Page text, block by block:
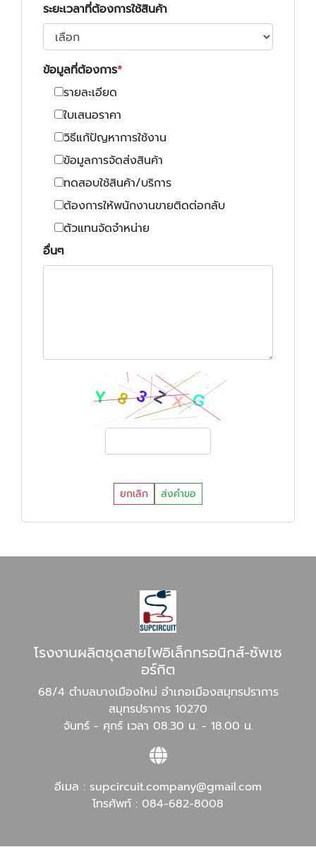
ระยะเวลาที่ต้องการใช้สินค้า
ข้อมูลที่ต้องการ
รายละเอียด
ใบเสนอราคา
วิธีแก้ปัญหาการใช้งาน
ข้อมูลการจัดส่งสินค้า
ทดสอบใช้สินค้า/บริการ
ต้องการให้พนักงานขายติดต่อกลับ
ตัวแทนจัดจำหน่าย
อื่นๆ
ยกเลิก ส่งคำขอ
โรงงานผลิตชุดสายไฟอิเล็กทรอนิกส์-ซัพเซ
อร์กิต
68/4 ตำบลบางเมืองใหม่ อำเภอเมืองสมุทรปราการ
สมุทรปราการ 10270
จันทร์ - ศุกร์ เวลา 08.30 น. - 18.00 น.
อีเมล : supcircuit.company@gmail.com
โทรศัพท์ : 084-682-8008